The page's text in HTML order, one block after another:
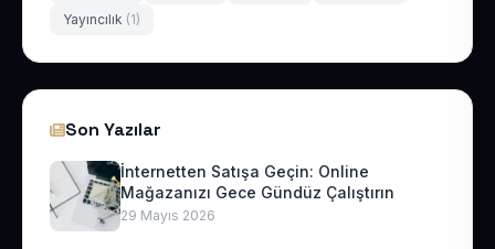
Yayıncılık (1)
Son Yazılar
İnternetten Satışa Geçin: Online
Mağazanızı Gece Gündüz Çalıştırın
29 Mayıs 2026